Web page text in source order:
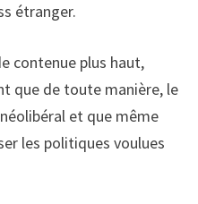
étranger.
contenue plus haut,
que de toute manière, le
et que même
les politiques voulues